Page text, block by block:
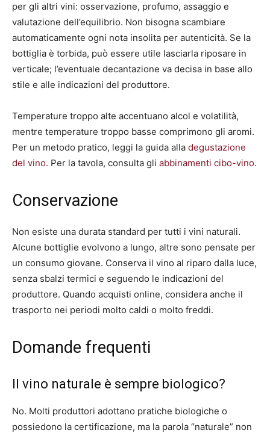
per gli altri vini: osservazione, profumo, assaggio e
valutazione dell’equilibrio. Non bisogna scambiare
automaticamente ogni nota insolita per autenticità. Se la
bottiglia è torbida, può essere utile lasciarla riposare in
verticale; l’eventuale decantazione va decisa in base allo
stile e alle indicazioni del produttore.
Temperature troppo alte accentuano alcol e volatilità,
mentre temperature troppo basse comprimono gli aromi.
Per un metodo pratico, leggi la guida alla degustazione
del vino. Per la tavola, consulta gli abbinamenti cibo-vino.
Conservazione
Non esiste una durata standard per tutti i vini naturali.
Alcune bottiglie evolvono a lungo, altre sono pensate per
un consumo giovane. Conserva il vino al riparo dalla luce,
senza sbalzi termici e seguendo le indicazioni del
produttore. Quando acquisti online, considera anche il
trasporto nei periodi molto caldi o molto freddi.
Domande frequenti
Il vino naturale è sempre biologico?
No. Molti produttori adottano pratiche biologiche o
possiedono la certificazione, ma la parola “naturale” non